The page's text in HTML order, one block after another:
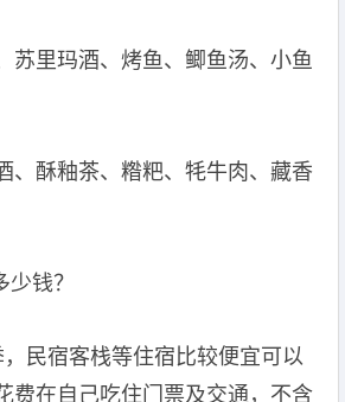
苏里玛酒、烤鱼、鲫鱼汤、小鱼
、酥釉茶、糌粑、牦牛肉、藏香
钱？
民宿客栈等住宿比较便宜可以
费在自己吃住门票及交通，不含